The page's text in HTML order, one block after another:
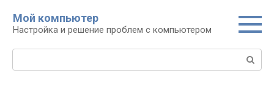
контенту
Мой компьютер
Настройка и решение проблем с компьютером
Поиск: